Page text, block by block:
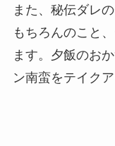
また、秘伝ダレ
もちろんのこと
ます。夕飯のお
ン南蛮をテイク